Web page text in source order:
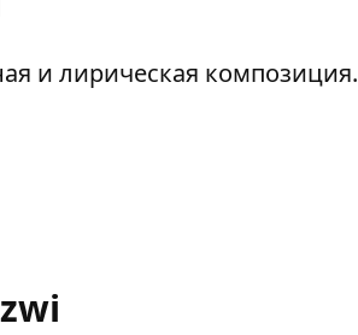
и лирическая композиция.